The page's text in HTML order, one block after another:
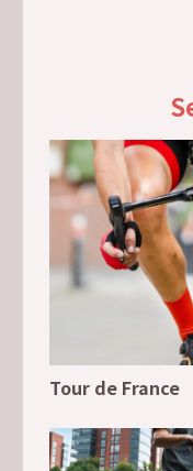
Tour de France